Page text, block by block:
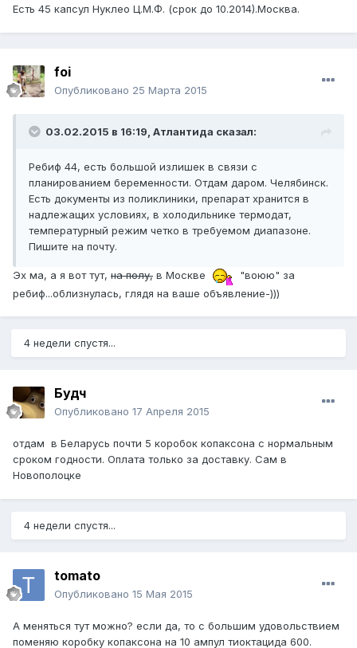
Есть 45 капсул Нуклео Ц.М.Ф. (срок до 10.2014).Москва.
foi
Опубликовано 25 Марта 2015
03.02.2015 в 16:19, Атлантида сказал:
Ребиф 44, есть большой излишек в связи с
планированием беременности. Отдам даром. Челябинск.
Есть документы из поликлиники, препарат хранится в
надлежащих условиях, в холодильнике термодат,
температурный режим четко в требуемом диапазоне.
Пишите на почту.
Эх ма, а я вот тут, на полу, в Москве
"воюю" за
ребиф...облизнулась, глядя на ваше объявление-)))
4 недели спустя...
Будч
Опубликовано 17 Апреля 2015
отдам в Беларусь почти 5 коробок копаксона с нормальным
сроком годности. Оплата только за доставку. Сам в
Новополоцке
4 недели спустя...
tomato
Опубликовано 15 Мая 2015
А меняться тут можно? если да, то с большим удовольствием
поменяю коробку копаксона на 10 ампул тиоктацида 600.